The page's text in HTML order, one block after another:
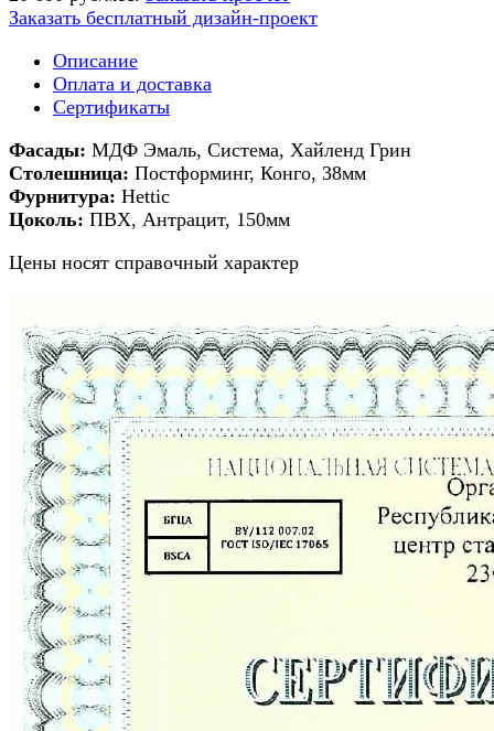
Заказать бесплатный дизайн-проект
Описание
Оплата и доставка
Сертификаты
Фасады: МДФ Эмаль, Система, Хайленд Грин
Столешница: Постформинг, Конго, 38мм
Фурнитура: Hettic
Цоколь: ПВХ, Антрацит, 150мм
Цены носят справочный характер